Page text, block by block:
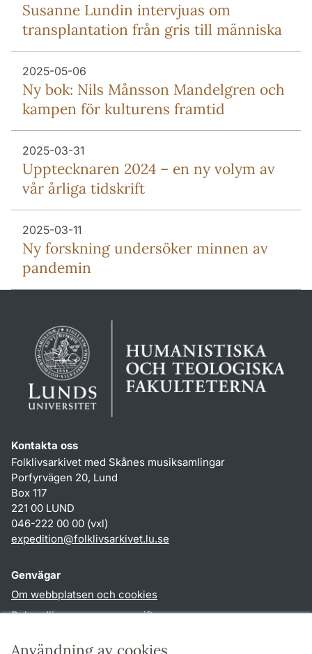
Användning av cookies
Susanne Lundin intervjuas om
transplantation från gris till människa
2025-05-06
Ny bok: Nils Månsson Mandelgren och
kampen för kulturens framtid
2025-03-31
Upptecknaren 2024 – en ny volym av
vår årliga tidskrift
2025-03-11
Ny forskning undersöker minnen av
pandemin
Kontakta oss
Folklivsarkivet med Skånes musiksamlingar
Porfyrvägen 20, Lund
Box 117
221 00 LUND
046-222 00 00 (vxl)
expedition@folklivsarkivet.lu.se
Genvägar
Om webbplatsen och cookies
Behandling av personuppgifter